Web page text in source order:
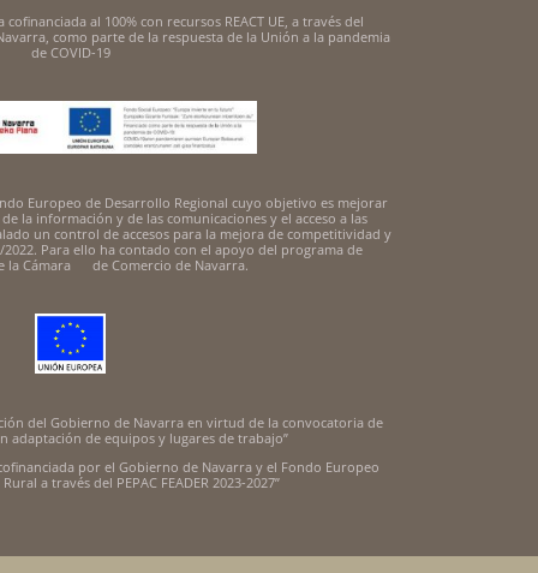
al 100% con recursos REACT UE, a través del
como parte de la respuesta de la Unión a la pandemia
de COVID-19
Europeo de Desarrollo Regional cuyo objetivo es mejorar
la información y de las comunicaciones y el acceso a las
un control de accesos para la mejora de competitividad y
Para ello ha contado con el apoyo del programa de
la Cámara de Comercio de Navarra.
del Gobierno de Navarra en virtud de la convocatoria de
adaptación de equipos y lugares de trabajo”
por el Gobierno de Navarra y el Fondo Europeo
a través del PEPAC FEADER 2023-2027”